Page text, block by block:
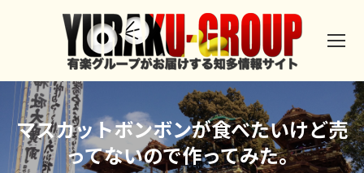
マスカットボンボンが食べたいけど売
ってないので作ってみた。